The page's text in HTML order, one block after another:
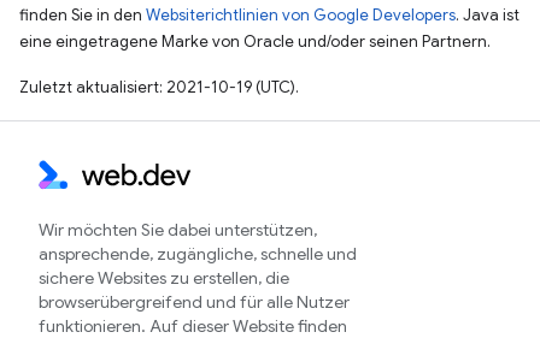
finden Sie in den Websiterichtlinien von Google Developers. Java ist
eine eingetragene Marke von Oracle und/oder seinen Partnern.
Zuletzt aktualisiert: 2021-10-19 (UTC).
Wir möchten Sie dabei unterstützen,
ansprechende, zugängliche, schnelle und
sichere Websites zu erstellen, die
browserübergreifend und für alle Nutzer
funktionieren. Auf dieser Website finden